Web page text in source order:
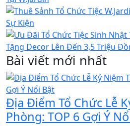
Bài viết mới nhất
Địa Điểm Tổ Chức Lễ
Phòng: TOP 6 Gợi Ý